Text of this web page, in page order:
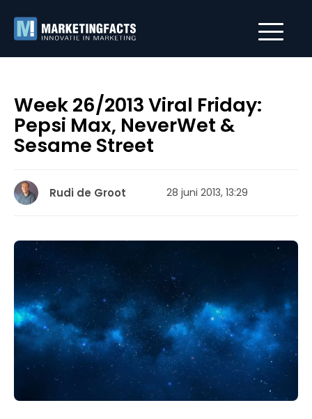
Week 26/2013 Viral Friday:
Pepsi Max, NeverWet &
Sesame Street
Rudi de Groot 28 juni 2013, 13:29